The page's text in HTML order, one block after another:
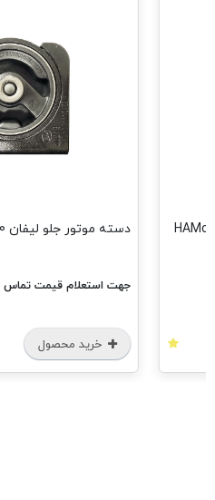
دسته موتور جلو لیفان 620 HAMco
جهت استعلام قیمت تماس
خرید محصول